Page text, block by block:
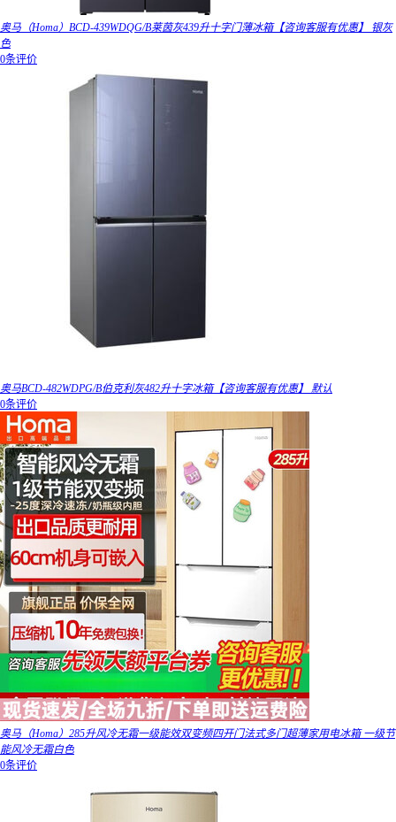
奥马（Homa）BCD-439WDQG/B莱茵灰439升十字门薄冰箱【咨询客服有优惠】 银灰
色
0条评价
奥马BCD-482WDPG/B伯克利灰482升十字冰箱【咨询客服有优惠】 默认
0条评价
奥马（Homa）285升风冷无霜一级能效双变频四开门法式多门超薄家用电冰箱 一级节
能风冷无霜白色
0条评价